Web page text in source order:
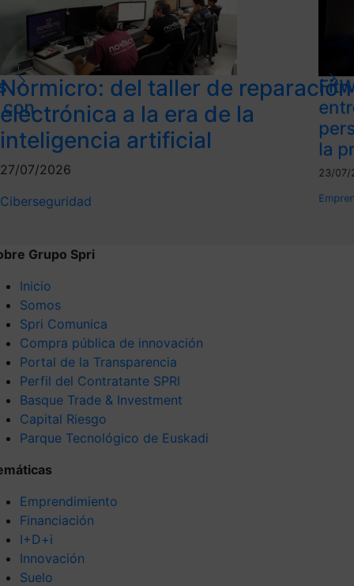
Normicro: del taller de reparación
electrónica a la era de la
inteligencia artificial
27/07/2026
Ciberseguridad
la
23/07/
Grupo Spri
Inicio
Somos
Spri Comunica
Compra pública de innovación
Portal de la Transparencia
Perfil del Contratante SPRI
Basque Trade & Investment
Capital Riesgo
Parque Tecnológico de Euskadi
Emprendimiento
Financiación
I+D+i
Innovación
Suelo